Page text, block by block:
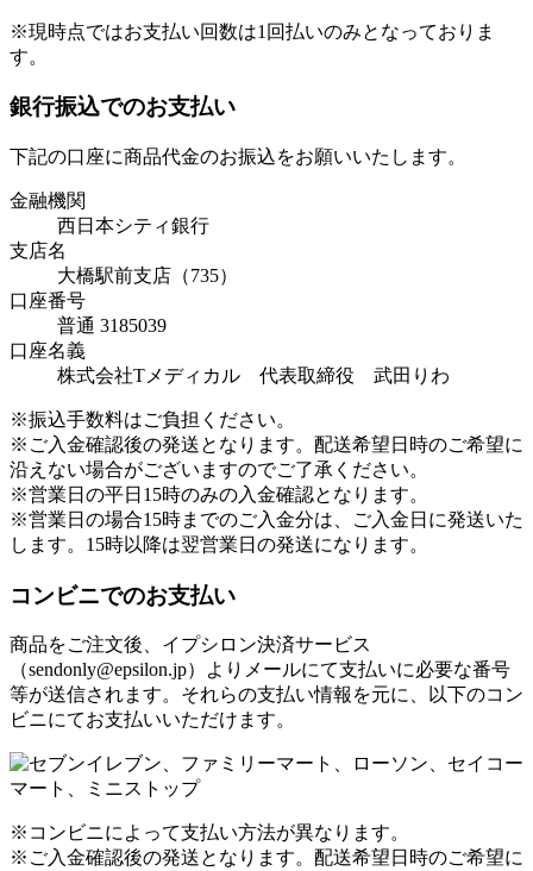
※現時点ではお支払い回数は1回払いのみとなっておりま
す。
銀行振込でのお支払い
下記の口座に商品代金のお振込をお願いいたします。
金融機関
西日本シティ銀行
支店名
大橋駅前支店（735）
口座番号
普通 3185039
口座名義
株式会社Tメディカル 代表取締役 武田りわ
※振込手数料はご負担ください。
※ご入金確認後の発送となります。配送希望日時のご希望に
沿えない場合がございますのでご了承ください。
※営業日の平日15時のみの入金確認となります。
※営業日の場合15時までのご入金分は、ご入金日に発送いた
します。15時以降は翌営業日の発送になります。
コンビニでのお支払い
商品をご注文後、イプシロン決済サービス
（sendonly@epsilon.jp）よりメールにて支払いに必要な番号
等が送信されます。それらの支払い情報を元に、以下のコン
ビニにてお支払いいただけます。
※コンビニによって支払い方法が異なります。
※ご入金確認後の発送となります。配送希望日時のご希望に